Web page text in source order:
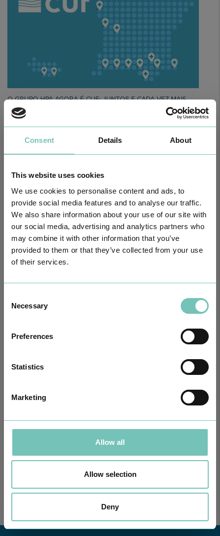
Consent Details About
This website uses cookies
We use cookies to personalise content and ads, to
provide social media features and to analyse our traffic.
We also share information about your use of our site with
our social media, advertising and analytics partners who
may combine it with other information that you’ve
provided to them or that they’ve collected from your use
of their services.
Selection
Necessary
Preferences
Statistics
Marketing
Allow all
Allow selection
Deny
O GRUPO HPA AGORA É CUF: JUNTOS E CADA VEZ MAIS
PRÓXIMOS.
Para cuidar de si no Algarve, Alentejo e Madeira
CIRURGIA AO ESTRABISMO PEDIÁTRICO
Pediátrico n…
PODCAST EM ONCOLOGIA
Com um formato dinâmico e direto, este episódio combinam